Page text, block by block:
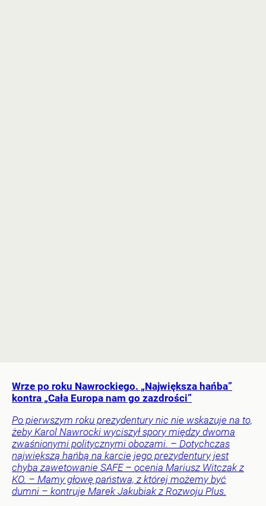
Wrze po roku Nawrockiego. „Największa hańba”
kontra „Cała Europa nam go zazdrości”
Po pierwszym roku prezydentury nic nie wskazuje na to,
żeby Karol Nawrocki wyciszył spory między dwoma
zwaśnionymi politycznymi obozami. – Dotychczas
największą hańbą na karcie jego prezydentury jest
chyba zawetowanie SAFE – ocenia Mariusz Witczak z
KO. – Mamy głowę państwa, z której możemy być
dumni – kontruje Marek Jakubiak z Rozwoju Plus.